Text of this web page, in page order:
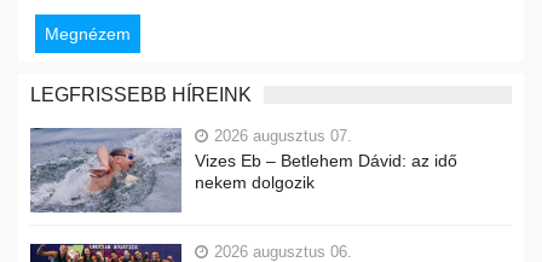
Megnézem
LEGFRISSEBB HÍREINK
2026 augusztus 07.
Vizes Eb – Betlehem Dávid: az idő
nekem dolgozik
2026 augusztus 06.